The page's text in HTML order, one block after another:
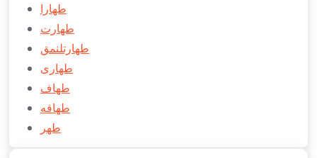
طهارا
طهارت
طهارتلنمق
طهاری
طهاف
طهافه
طهر